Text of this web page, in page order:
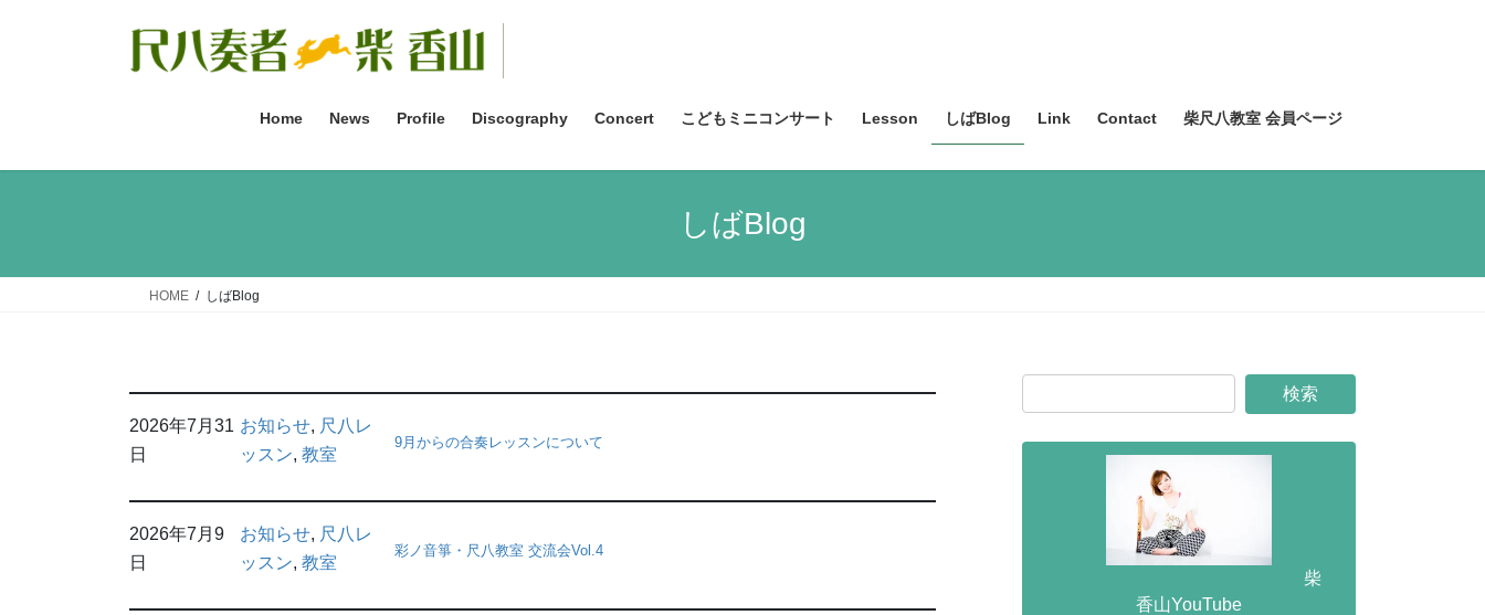
ス
ン
Home News Profile Discography Concert こどもミニコンサート Lesson しばBlog Link Contact 柴尺八教室 会員ページ
しばBlog
HOME しばBlog
2026年7月31
日
お知らせ, 尺八レ
ッスン, 教室
9月からの合奏レッスンについて
2026年7月9
日
お知らせ, 尺八レ
ッスン, 教室
彩ノ音箏・尺八教室 交流会Vol.4
柴
香山YouTube